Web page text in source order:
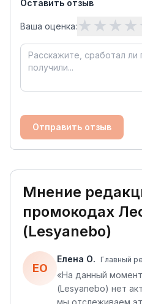
Оставить отзыв
Ваша оценка: ★ ★ ★ ★
Отправить отзыв
Мнение
промокодах
(Lesyanebo)
ЕО
Елена О. Главный
«На данный
(Lesyanebo) нет
мы отслеживаем